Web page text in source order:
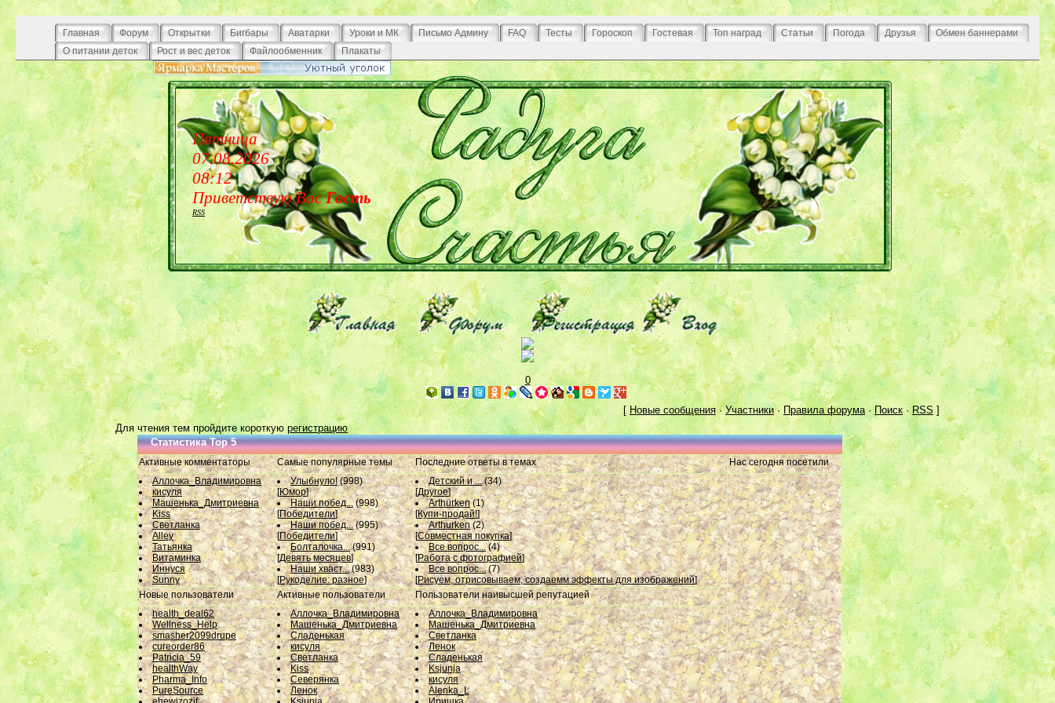
Главная Форум Открытки Бигбары Аватарки Уроки и МК Письмо Админу FAQ Тесты Гороскоп Гостевая Топ наград Статьи Погода Друзья
Обмен баннерами
О питании деток
Рост и вес деток Файлообменник Плакаты
Пятница
07.08.2026
08:12
Приветствую Вас Гость
RSS
0
[ Новые сообщения ·Участники·Правила форума· Поиск · RSS ]
Для чтения тем пройдите короткую регистрацию
Статистика Top 5
Активные комментаторы Самые популярные темы Последние ответы в темах
Нас сегодня посетили
Аллочка_Владимировна
кисуля
Машенька_Дмитриевна
Kiss
Светланка
Alley
Татьянка
Витаминка
Иннуся
Sunny
Улыбнуло! (998)
[Юмор]
Наши побед... (998)
[Победители]
Наши побед... (995)
[Победители]
Болталочка... (991)
[Девять месяцев]
Наши хваст... (983)
[Рукоделие: разное]
Детский и ... (34)
[Другое]
Arthurken (1)
[Купи-продай!]
Arthurken (2)
[Совместная покупка]
Все вопрос... (4)
[Работа с фотографией]
Все вопрос... (7)
[Рисуем, отрисовываем, создаемм эффекты для изображений]
Новые пользователи
Активные пользователи
Пользователи наивысшей репутацией
health_deal62
Wellness_Help
smasher2099drupe
cureorder86
Patricia_59
healthWay
Pharma_Info
PureSource
Аллочка_Владимировна
Машенька_Дмитриевна
Сладенькая
кисуля
Светланка
Kiss
Северянка
Ленок
Аллочка_Владимировна
Машенька_Дмитриевна
Светланка
Ленок
Сладенькая
Ksjunja
кисуля
Alenka_L